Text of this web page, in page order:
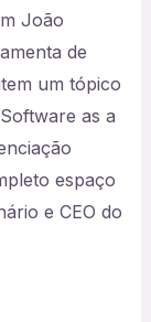
João
de
um tópico
as a
espaço
e CEO do